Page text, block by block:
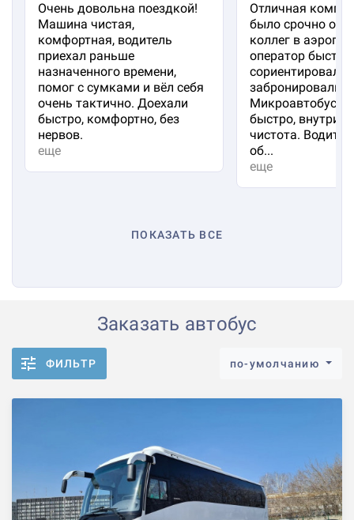
Очень довольна поездкой!
Машина чистая,
комфортная, водитель
приехал раньше
назначенного времени,
помог с сумками и вёл себя
очень тактично. Доехали
быстро, комфортно, без
нервов.
еще
Отличная
было срочно
коллег в
оператор быстро
сориентировал и
забронировали
Микроавтобус
быстро, внутри
чистота.
об...
еще
ПОКАЗАТЬ ВСЕ
Заказать автобус
ФИЛЬТР по-умолчанию